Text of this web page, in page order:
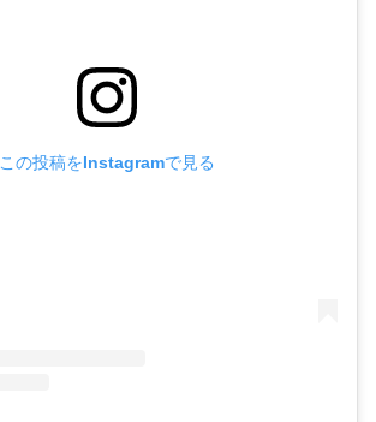
この投稿をInstagramで見る